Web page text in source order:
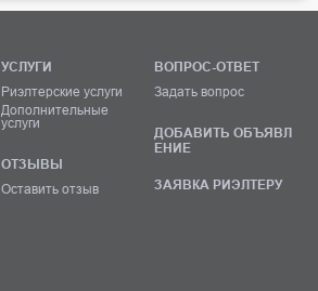
УСЛУГИ
Риэлтерские услуги
Дополнительные
услуги
ОТЗЫВЫ
Оставить отзыв
ВОПРОС-ОТВЕТ
Задать вопрос
ДОБАВИТЬ ОБЪЯВЛ
ЕНИЕ
ЗАЯВКА РИЭЛТЕРУ